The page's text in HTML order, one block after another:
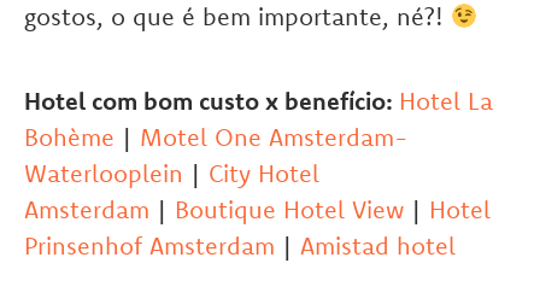
gostos, o que é bem importante, né?!
Hotel com bom custo x benefício: Hotel La
Bohème | Motel One Amsterdam-
Waterlooplein | City Hotel
Amsterdam | Boutique Hotel View | Hotel
Prinsenhof Amsterdam | Amistad hotel